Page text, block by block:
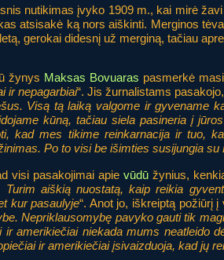
nutikimas įvyko 1909 m., kai mirė
atsisakė ką nors aiškinti. Merginos
gerokai didesnį už merginą, tačiau
žynys Maksas Bovuaras pasmerkė
ir nepagarbiai“. Jis žurnalistams
Visą tą laiką valgome ir gyvename
kūną, tačiau siela pasineria į
kad mes tikime reinkarnacija ir tuo,
Po to visi be išimties susijungia
visi pasakojimai apie vūdū žynius,
aiškią nuostatą, kaip reikia
kur pasaulyje“. Anot jo, iškreiptą požiūrį
Nepriklausomybę pavyko gauti tik
ir amerikiečiai niekada mums neatleido
ir amerikiečiai įsivaizduoja, kad jų